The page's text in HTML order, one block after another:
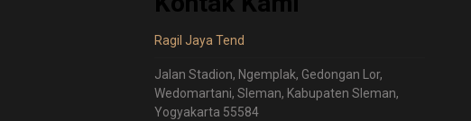
Ragil Jaya Tend
Jalan Stadion, Ngemplak, Gedongan Lor,
Wedomartani, Sleman, Kabupaten Sleman,
Yogyakarta 55584